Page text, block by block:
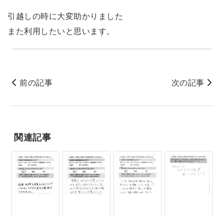
引越しの時に大変助かりました
また利用したいと思います。
前の記事 次の記事
関連記事